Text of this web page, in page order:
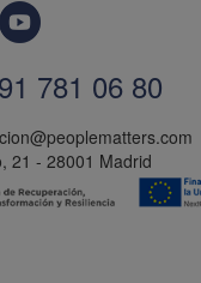
781 06 80
21 - 28001 Madrid